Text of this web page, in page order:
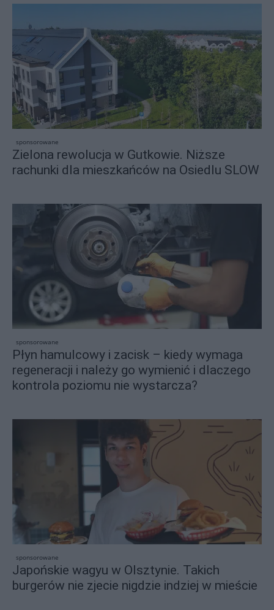
sponsorowane
Zielona rewolucja w Gutkowie. Niższe
rachunki dla mieszkańców na Osiedlu SLOW
sponsorowane
Płyn hamulcowy i zacisk – kiedy wymaga
regeneracji i należy go wymienić i dlaczego
kontrola poziomu nie wystarcza?
sponsorowane
Japońskie wagyu w Olsztynie. Takich
burgerów nie zjecie nigdzie indziej w mieście